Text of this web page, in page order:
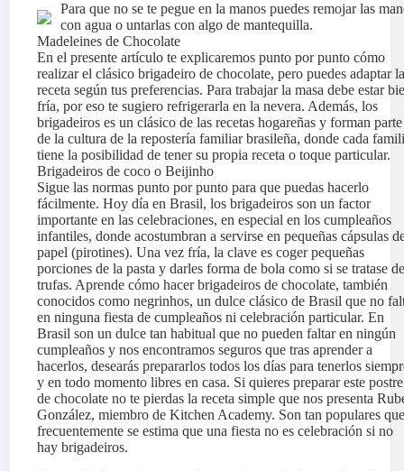
Para que no se te pegue en la manos puedes remojar las
con agua o untarlas con algo de mantequilla.
Madeleines de Chocolate
En el presente artículo te explicaremos punto por punto cómo
realizar el clásico brigadeiro de chocolate, pero puedes adaptar la
receta según tus preferencias. Para trabajar la masa debe estar
fría, por eso te sugiero refrigerarla en la nevera. Además, los
brigadeiros es un clásico de las recetas hogareñas y forman parte
de la cultura de la repostería familiar brasileña, donde cada
tiene la posibilidad de tener su propia receta o toque particular.
Brigadeiros de coco o Beijinho
Sigue las normas punto por punto para que puedas hacerlo
fácilmente. Hoy día en Brasil, los brigadeiros son un factor
importante en las celebraciones, en especial en los cumpleaños
infantiles, donde acostumbran a servirse en pequeñas cápsulas
papel (pirotines). Una vez fría, la clave es coger pequeñas
porciones de la pasta y darles forma de bola como si se tratase de
trufas. Aprende cómo hacer brigadeiros de chocolate, también
conocidos como negrinhos, un dulce clásico de Brasil que no
en ninguna fiesta de cumpleaños ni celebración particular. En
Brasil son un dulce tan habitual que no pueden faltar en ningún
cumpleaños y nos encontramos seguros que tras aprender a
hacerlos, desearás prepararlos todos los días para tenerlos
y en todo momento libres en casa. Si quieres preparar este postre
de chocolate no te pierdas la receta simple que nos presenta
González, miembro de Kitchen Academy. Son tan populares que
frecuentemente se estima que una fiesta no es celebración si no
hay brigadeiros.